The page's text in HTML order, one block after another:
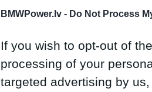
BMWPower.lv - Do Not Process
If you wish to opt-out of
processing of your
targeted advertising by